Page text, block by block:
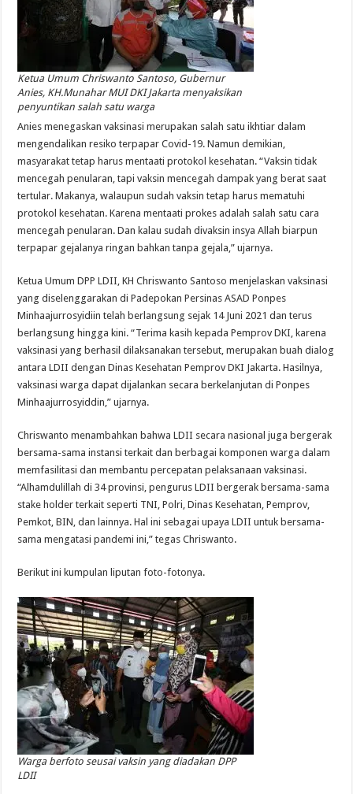
Ketua Umum Chriswanto Santoso, Gubernur
Anies, KH.Munahar MUI DKI Jakarta menyaksikan
penyuntikan salah satu warga
Anies menegaskan vaksinasi merupakan salah satu ikhtiar dalam
mengendalikan resiko terpapar Covid-19. Namun demikian,
masyarakat tetap harus mentaati protokol kesehatan. “Vaksin tidak
mencegah penularan, tapi vaksin mencegah dampak yang berat saat
tertular. Makanya, walaupun sudah vaksin tetap harus mematuhi
protokol kesehatan. Karena mentaati prokes adalah salah satu cara
mencegah penularan. Dan kalau sudah divaksin insya Allah biarpun
terpapar gejalanya ringan bahkan tanpa gejala,” ujarnya.
Ketua Umum DPP LDII, KH Chriswanto Santoso menjelaskan vaksinasi
yang diselenggarakan di Padepokan Persinas ASAD Ponpes
Minhaajurrosyidiin telah berlangsung sejak 14 Juni 2021 dan terus
berlangsung hingga kini. “Terima kasih kepada Pemprov DKI, karena
vaksinasi yang berhasil dilaksanakan tersebut, merupakan buah dialog
antara LDII dengan Dinas Kesehatan Pemprov DKI Jakarta. Hasilnya,
vaksinasi warga dapat dijalankan secara berkelanjutan di Ponpes
Minhaajurrosyiddin,” ujarnya.
Chriswanto menambahkan bahwa LDII secara nasional juga bergerak
bersama-sama instansi terkait dan berbagai komponen warga dalam
memfasilitasi dan membantu percepatan pelaksanaan vaksinasi.
“Alhamdulillah di 34 provinsi, pengurus LDII bergerak bersama-sama
stake holder terkait seperti TNI, Polri, Dinas Kesehatan, Pemprov,
Pemkot, BIN, dan lainnya. Hal ini sebagai upaya LDII untuk bersama-
sama mengatasi pandemi ini,” tegas Chriswanto.
Berikut ini kumpulan liputan foto-fotonya.
Warga berfoto seusai vaksin yang diadakan DPP
LDII